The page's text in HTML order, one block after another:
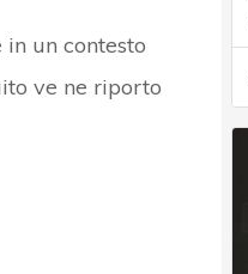
un contesto
ve ne riporto